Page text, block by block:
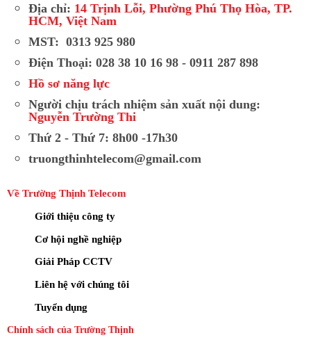
Địa chỉ: 14 Trịnh Lỗi, Phường Phú Thọ Hòa, TP.
HCM, Việt Nam
MST: 0313 925 980
Điện Thoại: 028 38 10 16 98 - 0911 287 898
Hồ sơ năng lực
Người chịu trách nhiệm sản xuất nội dung:
Nguyễn Trường Thi
Thứ 2 - Thứ 7: 8h00 -17h30
truongthinhtelecom@gmail.com
Về Trường Thịnh Telecom
Giới thiệu công ty
Cơ hội nghề nghiệp
Giải Pháp CCTV
Liên hệ với chúng tôi
Tuyển dụng
Chính sách của Trường Thịnh